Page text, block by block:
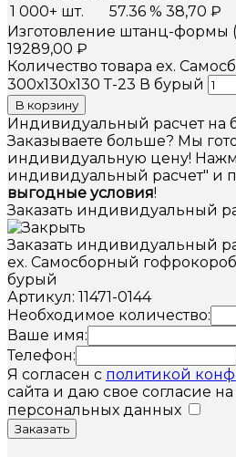
1 000+ шт.
57.36 % 38,70 ₽
Изготовление штанц-формы
19289,00 ₽
Количество товара ex.
300х130х130 Т-23 В бурый
В корзину
Индивидуальный расчет на
Заказываете больше? Мы
индивидуальную цену!
индивидуальный расчет" и
выгодные условия!
Заказать индивидуальный
Заказать индивидуальный
ex. Самосборный гофрокороб
бурый
Артикул: 11471-0144
Необходимое количество:
Ваше имя:
Телефон:
Я согласен с политикой
сайта и даю свое согласие
персональных данных
Заказать